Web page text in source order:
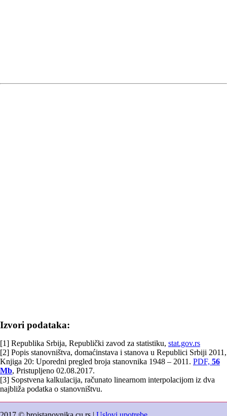
Izvori podataka:
[1] Republika Srbija, Republički zavod za statistiku, stat.gov.rs
[2] Popis stanovništva, domaćinstava i stanova u Republici Srbiji 2011,
Knjiga 20: Uporedni pregled broja stanovnika 1948 – 2011. PDF, 56
Mb, Pristupljeno 02.08.2017.
[3] Sopstvena kalkulacija, računato linearnom interpolacijom iz dva
najbliža podatka o stanovništvu.